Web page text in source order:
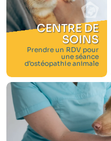
CENTRE DE
SOINS
Prendre un RDV pour
une séance
d’ostéopathie animale